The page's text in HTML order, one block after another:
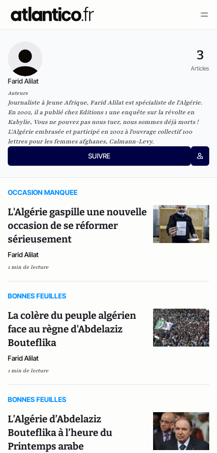
3
Articles
Farid Alilat
Auteurs
Journaliste à Jeune Afrique, Farid Alilat est spécialiste de l'Algérie.
En 2002, il a publié chez Editions 1 une enquête sur la révolte en
Kabylie, Vous ne pouvez pas nous tuer, nous sommes déjà morts !
L'Algérie embrasée et participé en 2002 à l'ouvrage collectif 100
lettres pour les femmes afghanes, Calmann-Levy.
SUIVRE
OCCASION MANQUEE
L'Algérie gaspille une nouvelle
occasion de se réformer
sérieusement
Farid Alilat
1 min de lecture
BONNES FEUILLES
La colère du peuple algérien
face au règne d'Abdelaziz
Bouteflika
Farid Alilat
1 min de lecture
BONNES FEUILLES
L’Algérie d’Abdelaziz
Bouteflika à l’heure du
Printemps arabe